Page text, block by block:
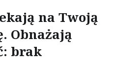
na Twoją
Obnażają
brak